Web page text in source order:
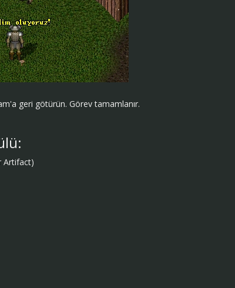
geri götürün. Görev tamamlanır.
Artifact)